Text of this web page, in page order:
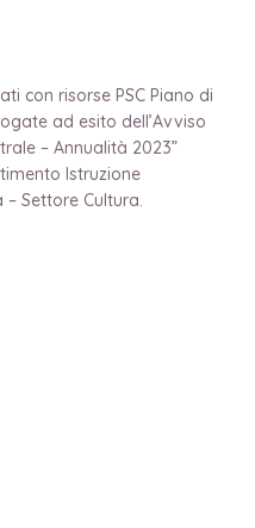
con risorse PSC Piano di
ad esito dell’Avviso
– Annualità 2023”
Istruzione
Settore Cultura.